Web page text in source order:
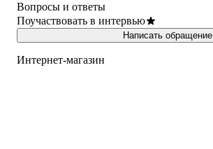
Вопросы и ответы
Поучаствовать в интервью
Написать обращение
Интернет-магазин